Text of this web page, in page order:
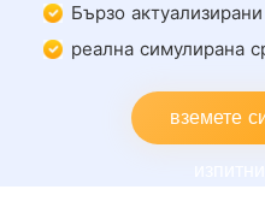
Бързо
реална симулирана
вземете